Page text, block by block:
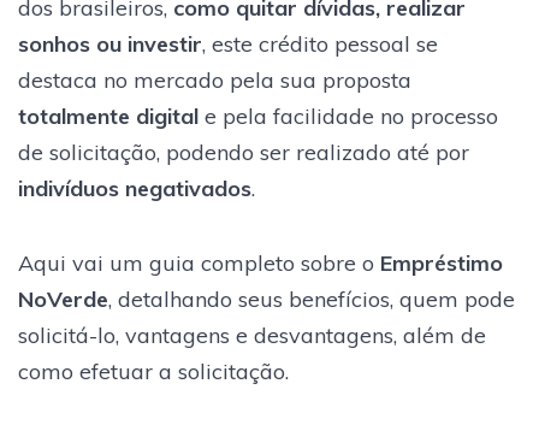
dos brasileiros, como quitar dívidas, realizar
sonhos ou investir, este crédito pessoal se
destaca no mercado pela sua proposta
totalmente digital e pela facilidade no processo
de solicitação, podendo ser realizado até por
indivíduos negativados.
Aqui vai um guia completo sobre o Empréstimo
NoVerde, detalhando seus benefícios, quem pode
solicitá-lo, vantagens e desvantagens, além de
como efetuar a solicitação.